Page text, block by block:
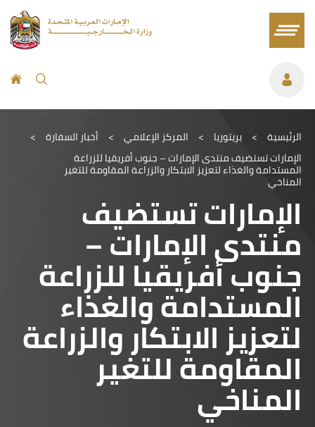
الرئيسية > بريتوريا > المركز الإعلامي > أخبار السفارة >
الإمارات تستضيف منتدى الإمارات – جنوب أفريقيا للزراعة
المستدامة والغذاء لتعزيز الابتكار والزراعة المقاومة للتغير
المناخي
الإمارات تستضيف
منتدى الإمارات –
جنوب أفريقيا للزراعة
المستدامة والغذاء
لتعزيز الابتكار والزراعة
المقاومة للتغير
المناخي